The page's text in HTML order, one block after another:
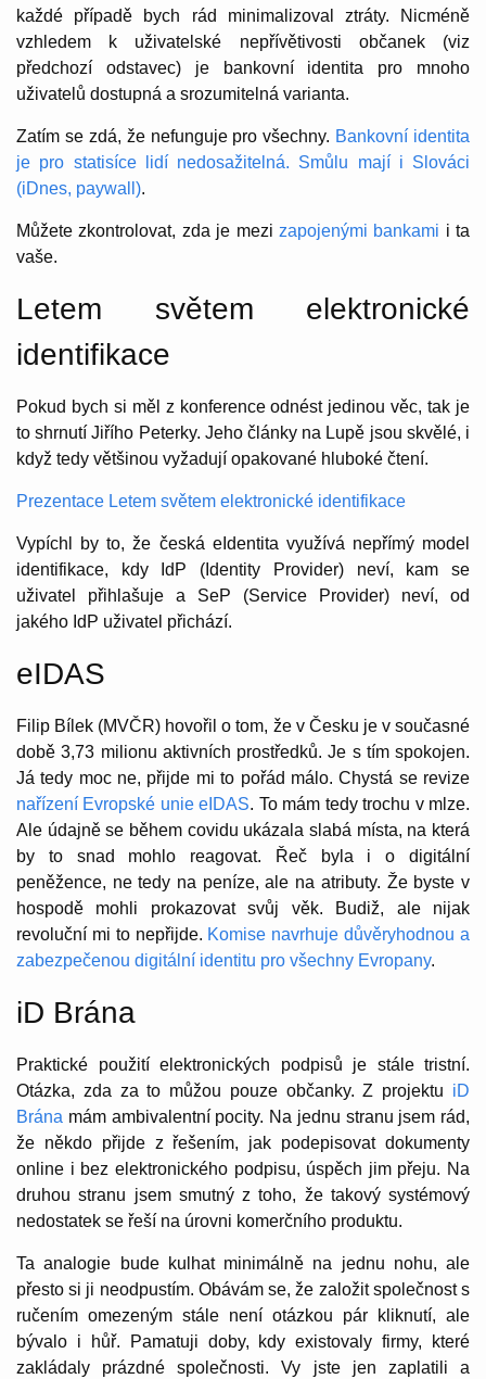
každé případě bych rád minimalizoval ztráty. Nicméně
vzhledem k uživatelské nepřívětivosti občanek (viz
předchozí odstavec) je bankovní identita pro mnoho
uživatelů dostupná a srozumitelná varianta.
Zatím se zdá, že nefunguje pro všechny. Bankovní identita
je pro statisíce lidí nedosažitelná. Smůlu mají i Slováci
(iDnes, paywall).
Můžete zkontrolovat, zda je mezi zapojenými bankami i ta
vaše.
Letem světem elektronické
identifikace
Pokud bych si měl z konference odnést jedinou věc, tak je
to shrnutí Jiřího Peterky. Jeho články na Lupě jsou skvělé, i
když tedy většinou vyžadují opakované hluboké čtení.
Prezentace Letem světem elektronické identifikace
Vypíchl by to, že česká eIdentita využívá nepřímý model
identifikace, kdy IdP (Identity Provider) neví, kam se
uživatel přihlašuje a SeP (Service Provider) neví, od
jakého IdP uživatel přichází.
eIDAS
Filip Bílek (MVČR) hovořil o tom, že v Česku je v současné
době 3,73 milionu aktivních prostředků. Je s tím spokojen.
Já tedy moc ne, přijde mi to pořád málo. Chystá se revize
nařízení Evropské unie eIDAS. To mám tedy trochu v mlze.
Ale údajně se během covidu ukázala slabá místa, na která
by to snad mohlo reagovat. Řeč byla i o digitální
peněžence, ne tedy na peníze, ale na atributy. Že byste v
hospodě mohli prokazovat svůj věk. Budiž, ale nijak
revoluční mi to nepřijde. Komise navrhuje důvěryhodnou a
zabezpečenou digitální identitu pro všechny Evropany.
iD Brána
Praktické použití elektronických podpisů je stále tristní.
Otázka, zda za to můžou pouze občanky. Z projektu iD
Brána mám ambivalentní pocity. Na jednu stranu jsem rád,
že někdo přijde z řešením, jak podepisovat dokumenty
online i bez elektronického podpisu, úspěch jim přeju. Na
druhou stranu jsem smutný z toho, že takový systémový
nedostatek se řeší na úrovni komerčního produktu.
Ta analogie bude kulhat minimálně na jednu nohu, ale
přesto si ji neodpustím. Obávám se, že založit společnost s
ručením omezeným stále není otázkou pár kliknutí, ale
bývalo i hůř. Pamatuji doby, kdy existovaly firmy, které
zakládaly prázdné společnosti. Vy jste jen zaplatili a